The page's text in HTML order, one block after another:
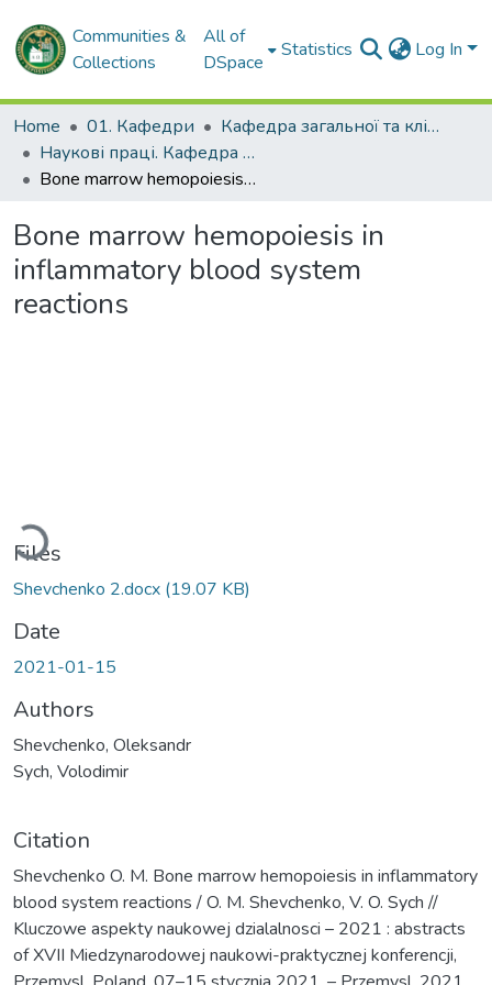
Communities &
Collections
All of
DSpace
Statistics Log In
Home 01. Кафедри
Кафедра загальної та клінічної патологічної фізіології імені Д.О. Альперна
Наукові праці. Кафедра загальної та клінічної патофізіології імені Д.О. Альперна
Bone marrow hemopoiesis in inflammatory blood system reactions
Bone marrow hemopoiesis in
inflammatory blood system
reactions
Files
Shevchenko 2.docx (19.07 KB)
Date
2021-01-15
Authors
Shevchenko, Oleksandr
Sych, Volodimir
Citation
Shevchenko O. M. Bone marrow hemopoiesis in inflammatory
blood system reactions / O. M. Shevchenko, V. O. Sych //
Kluczowe aspekty naukowej dzialalnosci – 2021 : abstracts
of XVII Miedzynarodowej naukowi-praktycznej konferencji,